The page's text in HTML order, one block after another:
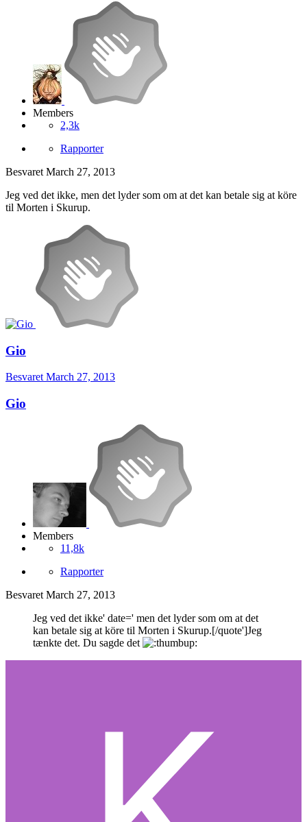
Members
2,3k
Rapporter
Besvaret March 27, 2013
Jeg ved det ikke, men det lyder som om at det kan betale sig at köre
til Morten i Skurup.
Gio
BesvaretMarch 27, 2013
Gio
Members
11,8k
Rapporter
Besvaret March 27, 2013
Jeg ved det ikke' date=' men det lyder som om at det
kan betale sig at köre til Morten i Skurup.[/quote']Jeg
tænkte det. Du sagde det